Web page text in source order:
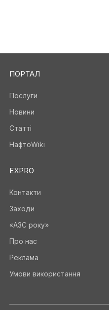
ПОРТАЛ
Послуги
Новини
Статті
НафтоWiki
EXPRO
Контакти
Заходи
«АЗС року»
Про нас
Реклама
Умови використання